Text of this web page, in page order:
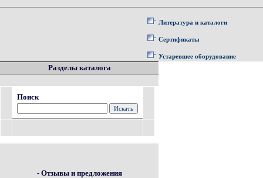
Литература и каталоги
Сертификаты
Устаревшее оборудование
Разделы каталога
Поиск
- Отзывы и предложения